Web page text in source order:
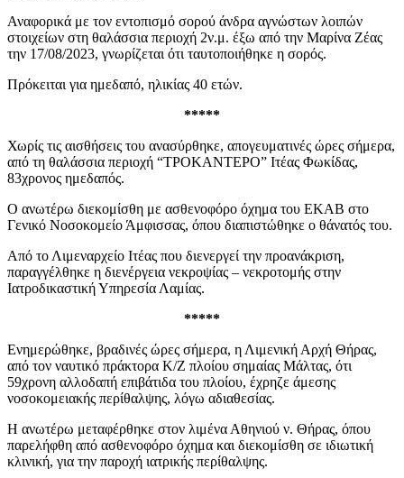
Αναφορικά με τον εντοπισμό σορού άνδρα αγνώστων λοιπών
στοιχείων στη θαλάσσια περιοχή 2ν.μ. έξω από την Μαρίνα Ζέας
την 17/08/2023, γνωρίζεται ότι ταυτοποιήθηκε η σορός.
Πρόκειται για ημεδαπό, ηλικίας 40 ετών.
*****
Χωρίς τις αισθήσεις του ανασύρθηκε, απογευματινές ώρες σήμερα,
από τη θαλάσσια περιοχή “ΤΡΟΚΑΝΤΕΡΟ” Ιτέας Φωκίδας,
83χρονος ημεδαπός.
Ο ανωτέρω διεκομίσθη με ασθενοφόρο όχημα του ΕΚΑΒ στο
Γενικό Νοσοκομείο Άμφισσας, όπου διαπιστώθηκε ο θάνατός του.
Από το Λιμεναρχείο Ιτέας που διενεργεί την προανάκριση,
παραγγέλθηκε η διενέργεια νεκροψίας – νεκροτομής στην
Ιατροδικαστική Υπηρεσία Λαμίας.
*****
Ενημερώθηκε, βραδινές ώρες σήμερα, η Λιμενική Αρχή Θήρας,
από τον ναυτικό πράκτορα Κ/Ζ πλοίου σημαίας Μάλτας, ότι
59χρονη αλλοδαπή επιβάτιδα του πλοίου, έχρηζε άμεσης
νοσοκομειακής περίθαλψης, λόγω αδιαθεσίας.
Η ανωτέρω μεταφέρθηκε στον λιμένα Αθηνιού ν. Θήρας, όπου
παρελήφθη από ασθενοφόρο όχημα και διεκομίσθη σε ιδιωτική
κλινική, για την παροχή ιατρικής περίθαλψης.